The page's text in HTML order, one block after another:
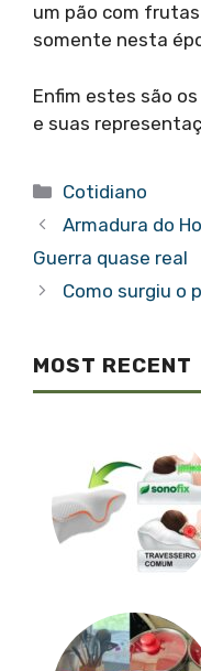
um pão com
somente nesta
Enfim estes são
e suas
Categorias
Cotidiano
Armadura do
Guerra quase real
Como surgiu o
MOST RECENT